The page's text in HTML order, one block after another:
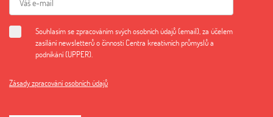
Souhlasím se zpracováním svých osobních údajů (email), za účelem
zasílání newsletterů o činnosti Centra kreativních průmyslů a
podnikání (UPPER).
Zásady zpracování osobních údajů